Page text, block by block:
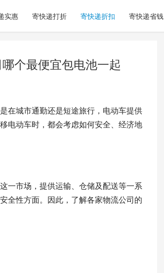
实惠 寄快递打折 寄快递折扣 寄快递省钱
个最便宜包电池一起
在城市通勤还是短途旅行，电动车提供
电动车时，都会考虑如何安全、经济地
一市场，提供运输、仓储及配送等一系
全性方面。因此，了解各家物流公司的